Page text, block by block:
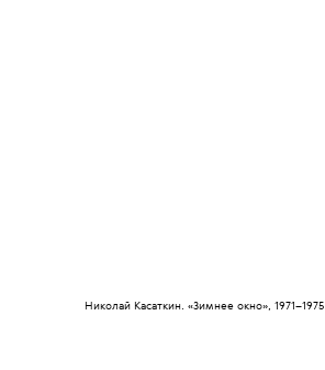
Николай Касаткин. «Зимнее окно», 1971–1975